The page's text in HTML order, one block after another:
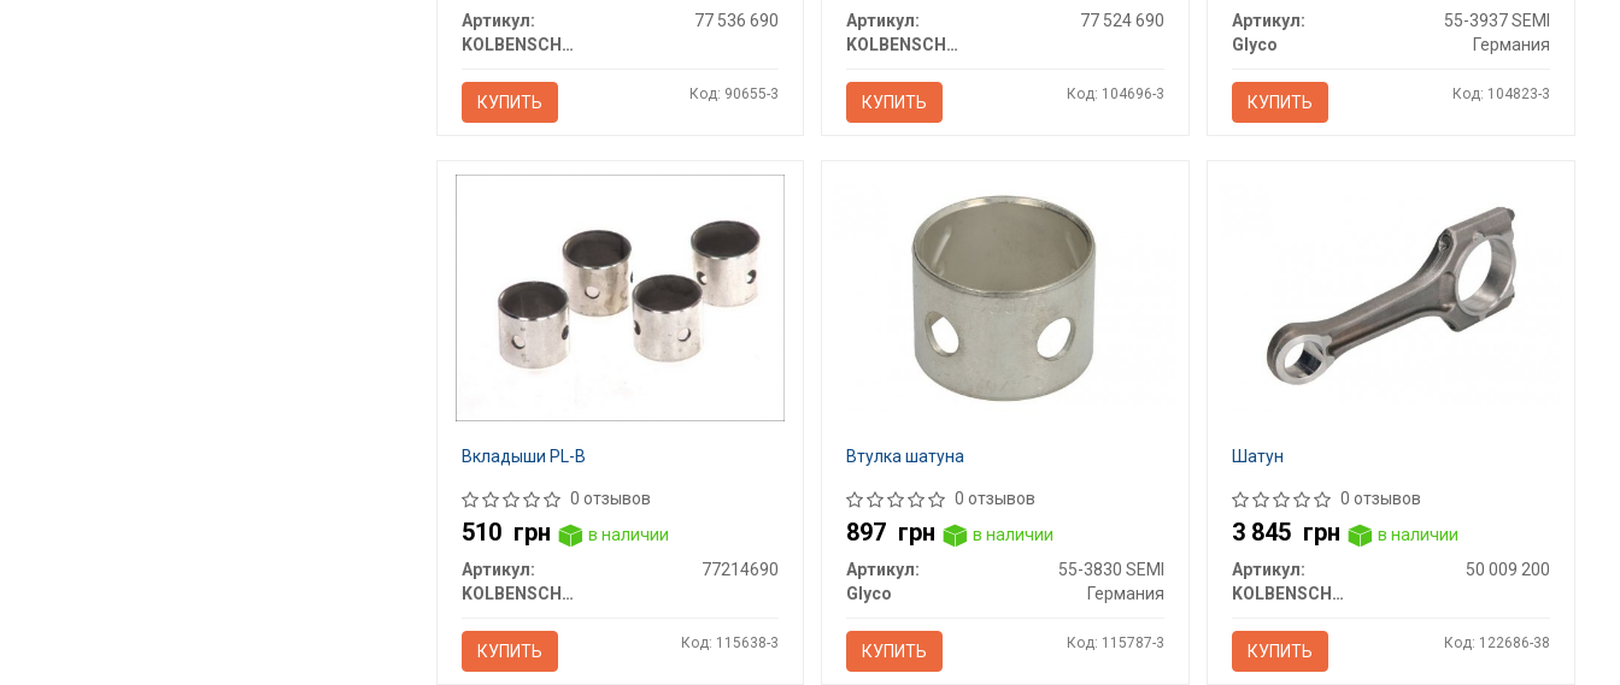
Артикул:
77 536 690
KOLBENSCHMIDT
КУПИТЬ Код: 90655-3
Артикул:
77 524 690
KOLBENSCHMIDT
КУПИТЬ Код: 104696-3
Артикул:
55-3937 SEMI
Glyco
Германия
КУПИТЬ Код: 104823-3
Вкладыши PL-B
0 отзывов
510 грн
в наличии
Артикул:
77214690
KOLBENSCHMIDT
КУПИТЬ Код: 115638-3
Втулка шатуна
0 отзывов
897 грн
в наличии
Артикул:
55-3830 SEMI
Glyco
Германия
КУПИТЬ Код: 115787-3
Шатун
0 отзывов
3 845 грн
в наличии
Артикул:
50 009 200
KOLBENSCHMIDT
КУПИТЬ Код: 122686-38